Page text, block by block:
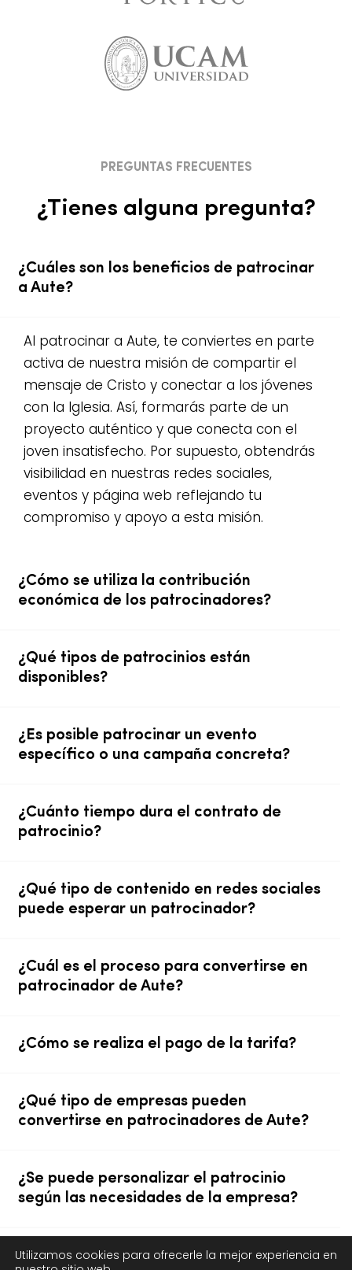
PREGUNTAS FRECUENTES
¿Tienes alguna pregunta?
¿Cuáles son los beneficios de patrocinar
a Aute?
Al patrocinar a Aute, te conviertes en parte
activa de nuestra misión de compartir el
mensaje de Cristo y conectar a los jóvenes
con la Iglesia. Así, formarás parte de un
proyecto auténtico y que conecta con el
joven insatisfecho. Por supuesto, obtendrás
visibilidad en nuestras redes sociales,
eventos y página web reflejando tu
compromiso y apoyo a esta misión.
¿Cómo se utiliza la contribución
económica de los patrocinadores?
¿Qué tipos de patrocinios están
disponibles?
¿Es posible patrocinar un evento
específico o una campaña concreta?
¿Cuánto tiempo dura el contrato de
patrocinio?
¿Qué tipo de contenido en redes sociales
puede esperar un patrocinador?
¿Cuál es el proceso para convertirse en
patrocinador de Aute?
¿Cómo se realiza el pago de la tarifa?
¿Qué tipo de empresas pueden
convertirse en patrocinadores de Aute?
¿Se puede personalizar el patrocinio
según las necesidades de la empresa?
¿Qué apoyo recibo como patrocinador
Utilizamos cookies para ofrecerle la mejor experiencia en